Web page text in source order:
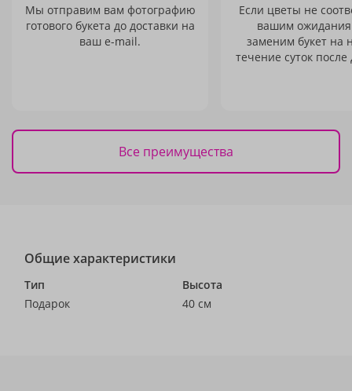
Мы отправим вам фотографию
готового букета до доставки на
ваш e-mail.
Если цветы не
вашим
заменим букет на
течение суток после
Все преимущества
Общие характеристики
Тип
Подарок
Высота
40 см